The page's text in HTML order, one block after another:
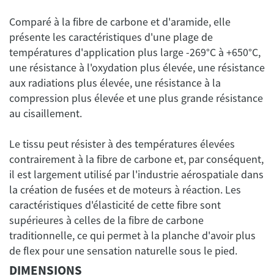
Comparé à la fibre de carbone et d'aramide, elle
présente les caractéristiques d'une plage de
températures d'application plus large -269°C à +650°C,
une résistance à l'oxydation plus élevée, une résistance
aux radiations plus élevée, une résistance à la
compression plus élevée et une plus grande résistance
Le tissu peut résister à des températures élevées
contrairement à la fibre de carbone et, par conséquent,
il est largement utilisé par l'industrie aérospatiale dans
la création de fusées et de moteurs à réaction. Les
caractéristiques d'élasticité de cette fibre sont
supérieures à celles de la fibre de carbone
traditionnelle, ce qui permet à la planche d'avoir plus
DIMENSIONS